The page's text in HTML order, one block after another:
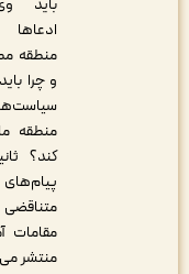
ادعاها را در
منطقه مطرح کند
و چرا باید یکسری
سیاست‌ها برای
منطقه ما دیکته
کند؟ ثانیاً اینکه
پیام‌های
متناقضی از
مقامات آمریکایی
منتشر می‌شود که